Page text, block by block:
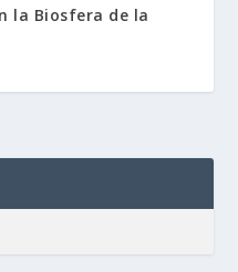
la Biosfera de la